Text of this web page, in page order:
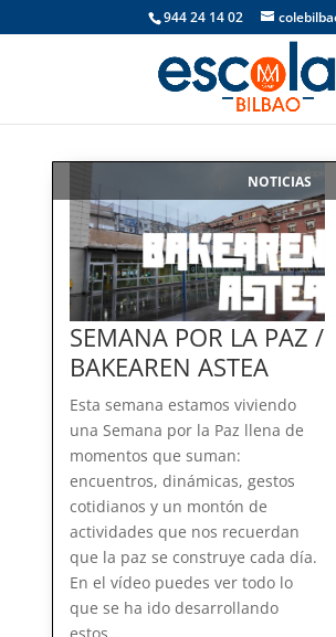
944 24 14 02
SEMANA POR LA PAZ /
BAKEAREN ASTEA
NOTICIAS
Esta semana estamos viviendo
una Semana por la Paz llena de
momentos que suman:
encuentros, dinámicas, gestos
cotidianos y un montón de
actividades que nos recuerdan
que la paz se construye cada día.
En el vídeo puedes ver todo lo
que se ha ido desarrollando